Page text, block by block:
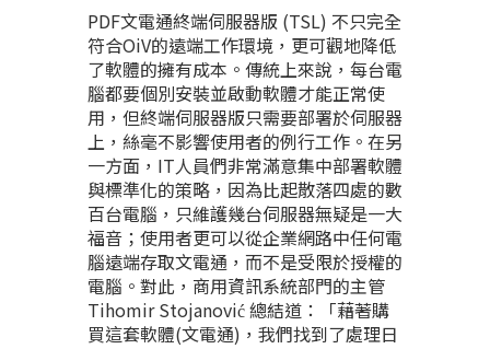
PDF文電通終端伺服器版 (TSL) 不只完全
符合OiV的遠端工作環境，更可觀地降低
了軟體的擁有成本。傳統上來說，每台電
腦都要個別安裝並啟動軟體才能正常使
用，但終端伺服器版只需要部署於伺服器
上，絲毫不影響使用者的例行工作。在另
一方面，IT人員們非常滿意集中部署軟體
與標準化的策略，因為比起散落四處的數
百台電腦，只維護幾台伺服器無疑是一大
福音；使用者更可以從企業網路中任何電
腦遠端存取文電通，而不是受限於授權的
電腦。對此，商用資訊系統部門的主管
Tihomir Stojanović 總結道：「藉著購
買這套軟體(文電通)，我們找到了處理日